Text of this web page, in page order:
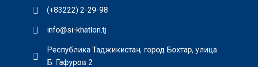
(+83222) 2-29-98
info@si-khatlon.tj
Республика Таджикистан, город Бохтар, улица
Б. Гафуров 2